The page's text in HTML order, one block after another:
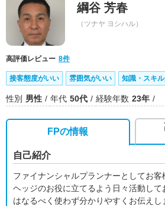
綱谷 芳春
（ツナヤ ヨシハル）
高評価レビュー 8件
接客態度がいい 雰囲気がいい 知識・スキ
性別 男性 年代 50代 経験年数 23年
FPの情報
自己紹介
ファイナンシャルプランナーとしてお客
ヘッジのお役に立てるよう日々活動し
はなるべく使わず分かりやすくお伝え